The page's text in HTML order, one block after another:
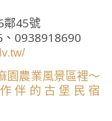
鄰45號
0938918690